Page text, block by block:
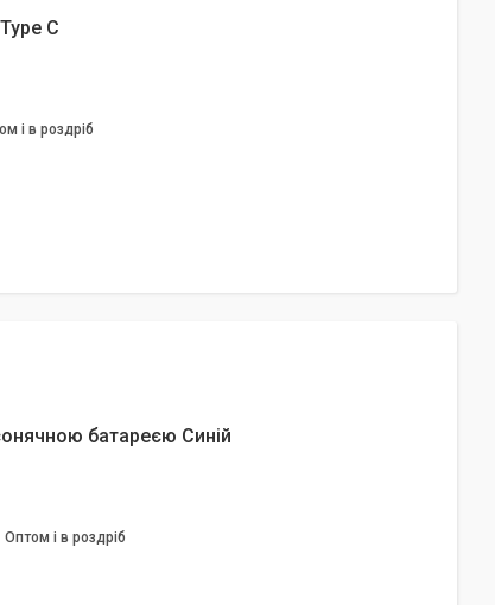
C
і в роздріб
батареєю Синій
Оптом і в роздріб